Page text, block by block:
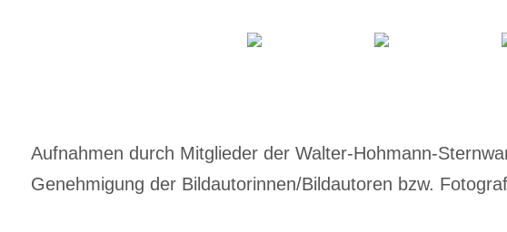
Aufnahmen durch Mitglieder der Walter-Hohmann-
Genehmigung der Bildautorinnen/Bildautoren bzw.